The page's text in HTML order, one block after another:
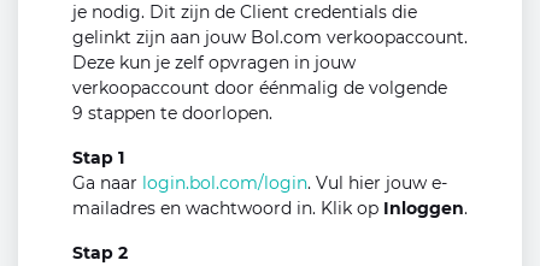
je nodig. Dit zijn de Client credentials die
gelinkt zijn aan jouw Bol.com verkoopaccount.
Deze kun je zelf opvragen in jouw
verkoopaccount door éénmalig de volgende
9 stappen te doorlopen.
Stap 1
Ga naar login.bol.com/login. Vul hier jouw e-
mailadres en wachtwoord in. Klik op Inloggen.
Stap 2